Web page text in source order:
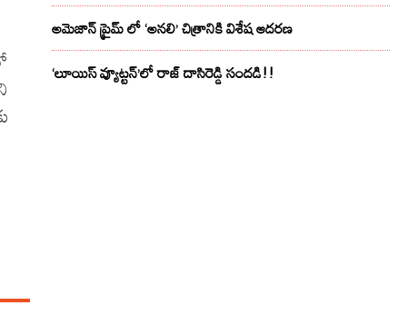
అమెజాన్ ప్రైమ్ లో ‘అనలి’ చిత్రానికి విశేష ఆదరణ
‘లూయిస్ వ్యూట్టన్’లో రాజ్ దాసిరెడ్డి సందడి!!